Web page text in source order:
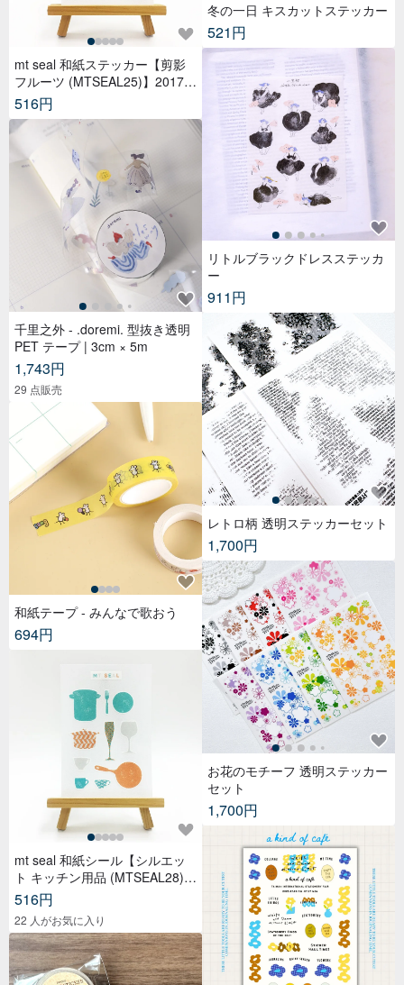
mt seal 和紙ステッカー【剪影
フルーツ (MTSEAL25)】2017A
W
516円
千里之外 - .doremi. 型抜き透明
PET テープ | 3cm × 5m
1,743円
29 点販売
和紙テープ - みんなで歌おう
694円
mt seal 和紙シール【シルエッ
ト キッチン用品 (MTSEAL28)】
2017AW
516円
22 人がお気に入り
冬の一日 キスカットステッカー
521円
リトルブラックドレスステッカ
ー
911円
レトロ柄 透明ステッカーセット
1,700円
お花のモチーフ 透明ステッカー
セット
1,700円